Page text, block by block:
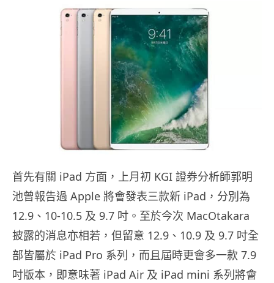
首先有關 iPad 方面，上月初 KGI 證券分析師郭明
池曾報告過 Apple 將會發表三款新 iPad，分別為
12.9、10-10.5 及 9.7 吋。至於今次 MacOtakara
披露的消息亦相若，但留意 12.9、10.9 及 9.7 吋全
部皆屬於 iPad Pro 系列，而且屆時更會多一款 7.9
吋版本，即意味著 iPad Air 及 iPad mini 系列將會